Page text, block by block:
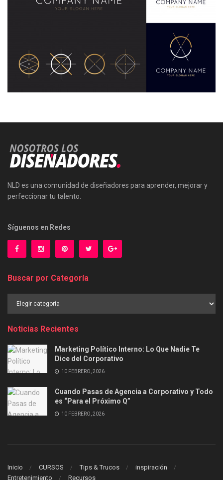
NLD es una comunidad de diseñadores para aprender, mejorar y
perfeccionar tu talento.
Síguenos en Redes
Buscar por Categoría
Noticias Recientes
Marketing Político Interno: Lo Que Nadie Te
Dice del Corporativo
10 FEBRERO, 2026
Cuando Pasas de Agencia a Corporativo y Todo
es “Para el Próximo Q”
10 FEBRERO, 2026
Inicio CURSOS Tips & Trucos
inspiración
Entretenimiento
Recursos